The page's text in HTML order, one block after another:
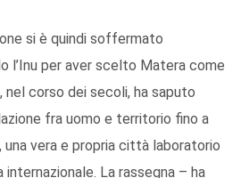
si è quindi soffermato
l’Inu per aver scelto Matera come
nel corso dei secoli, ha saputo
fra uomo e territorio fino a
una vera e propria città laboratorio
La rassegna – ha